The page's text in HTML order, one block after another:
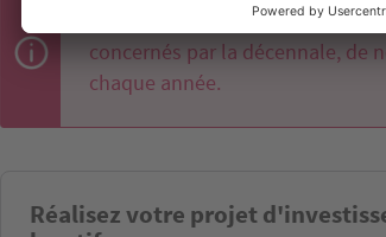
Les années passants, de plus
concernés par la décennale, de
chaque année.
Réalisez votre projet